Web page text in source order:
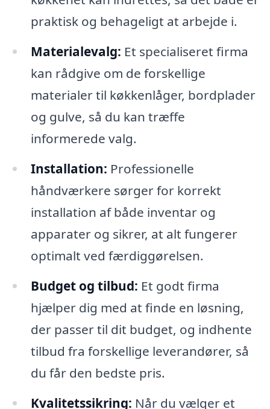
praktisk og behageligt at arbejde i.
Materialevalg: Et specialiseret firma
kan rådgive om de forskellige
materialer til køkkenlåger, bordplader
og gulve, så du kan træffe
informerede valg.
Installation: Professionelle
håndværkere sørger for korrekt
installation af både inventar og
apparater og sikrer, at alt fungerer
optimalt ved færdiggørelsen.
Budget og tilbud: Et godt firma
hjælper dig med at finde en løsning,
der passer til dit budget, og indhente
tilbud fra forskellige leverandører, så
du får den bedste pris.
Kvalitetssikring: Når du vælger et